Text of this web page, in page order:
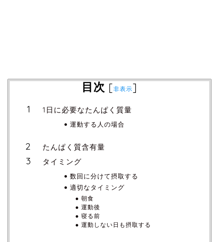
目次 [非表示]
1日に必要なたんぱく質量
運動する人の場合
たんぱく質含有量
タイミング
数回に分けて摂取する
適切なタイミング
朝食
運動後
寝る前
運動しない日も摂取する